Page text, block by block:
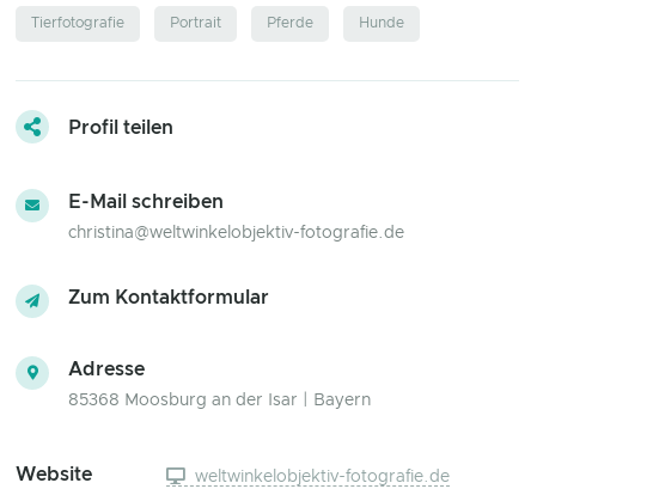
Tierfotografie Portrait Pferde Hunde
Profil teilen
E-Mail schreiben
christina@weltwinkelobjektiv-fotografie.de
Zum Kontaktformular
Adresse
85368 Moosburg an der Isar | Bayern
Website weltwinkelobjektiv-fotografie.de